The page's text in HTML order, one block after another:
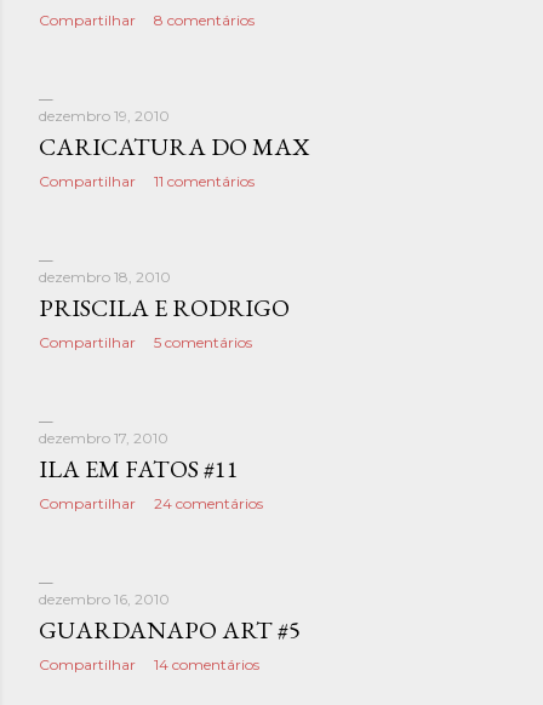
Compartilhar 8 comentários
dezembro 19, 2010
CARICATURA DO MAX
Compartilhar 11 comentários
dezembro 18, 2010
PRISCILA E RODRIGO
Compartilhar 5 comentários
dezembro 17, 2010
ILA EM FATOS #11
Compartilhar 24 comentários
dezembro 16, 2010
GUARDANAPO ART #5
Compartilhar 14 comentários